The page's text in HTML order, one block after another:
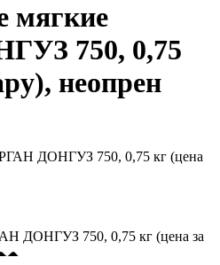
мягкие
750, 0,75
неопрен
ДОНГУЗ 750, 0,75 кг (цена за